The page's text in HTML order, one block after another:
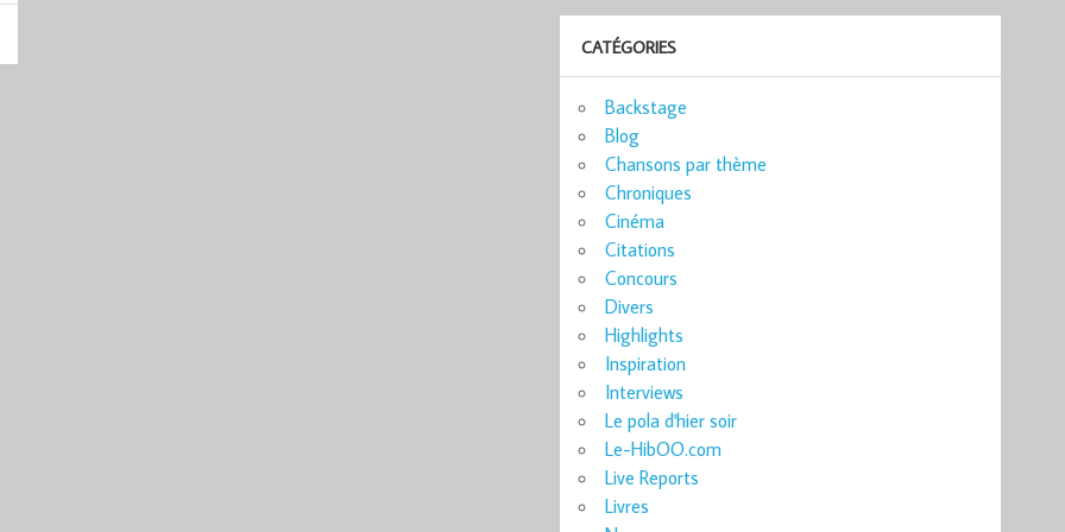
CATÉGORIES
Backstage
Blog
Chansons par thème
Chroniques
Cinéma
Citations
Concours
Divers
Highlights
Inspiration
Interviews
Le pola d'hier soir
Le-HibOO.com
Live Reports
Livres